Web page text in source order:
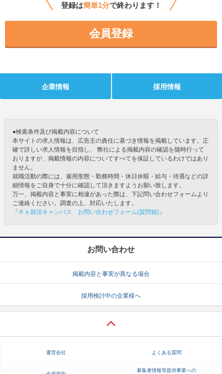
登録は簡単1分で終わります！
会員登録
企業情報 採用情報
●検索条件及び掲載内容について
本サイトの求人情報は、広告主の責任に基づき情報を掲載しています。正
確で詳しい求人情報を目指し、 弊社による掲載内容の確認を随時行って
おりますが、掲載情報の内容についてすべてを保証しているわけではあり
ません。
就職活動の際には、雇用形態・勤務時間・休日休暇・給与・待遇などの詳
細情報をご自身で十分に確認して頂きますようお願い致します。
万一、掲載内容と事実に相違があった際は、下記問い合わせフォームより
ご連絡ください。調査の上、対応いたします。
「 Ｒｅ就活キャンパス お問い合わせフォーム(質問箱) 」
お問い合わせ
掲載内容と事実が異なる場合
採用検討中の企業様へ
運営会社 よくある質問
募集者情報等提供事業への